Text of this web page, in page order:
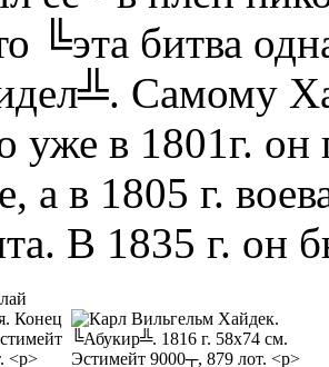
╚эта битва
Самому
уже в 1801г.
в 1805 г.
В 1835 г. он